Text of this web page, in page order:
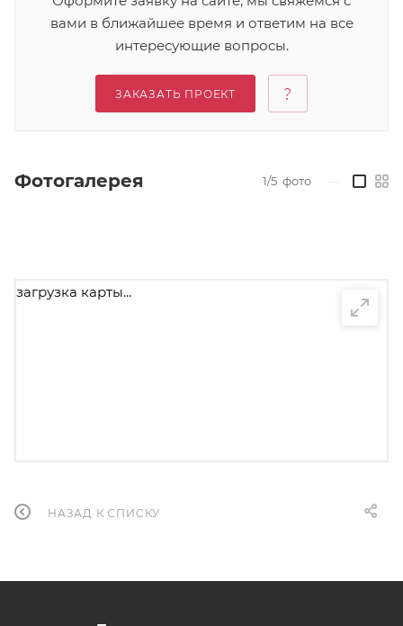
вами в ближайшее время и ответим на все
интересующие вопросы.
ЗАКАЗАТЬ ПРОЕКТ
Фотогалерея 1/5 фото
загрузка карты...
НАЗАД К СПИСКУ